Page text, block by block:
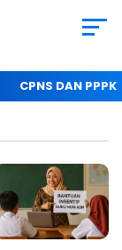
CPNS DAN PPPK